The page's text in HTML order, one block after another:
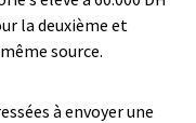
la deuxième et
source.
à envoyer une